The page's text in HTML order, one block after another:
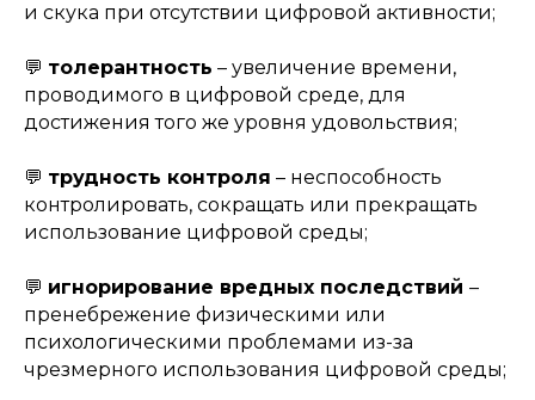
и скука при отсутствии цифровой активности;
💬 толерантность – увеличение времени,
проводимого в цифровой среде, для
достижения того же уровня удовольствия;
💬 трудность контроля – неспособность
контролировать, сокращать или прекращать
использование цифровой среды;
💬 игнорирование вредных последствий –
пренебрежение физическими или
психологическими проблемами из-за
чрезмерного использования цифровой среды;